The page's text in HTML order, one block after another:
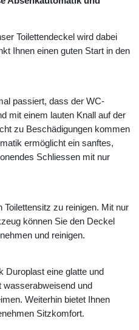
Toilettendeckel wird dabei
Ihnen einen guten Start in den
passiert, dass der WC-
mit einem lauten Knall auf der
zu Beschädigungen kommen
ermöglicht ein sanftes,
Schliessen mit nur
zu reinigen. Mit nur
können Sie den Deckel
und reinigen.
Duroplast eine glatte und
wasserabweisend und
Weiterhin bietet Ihnen
Sitzkomfort.